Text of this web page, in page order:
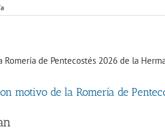
motivo de la Romería de